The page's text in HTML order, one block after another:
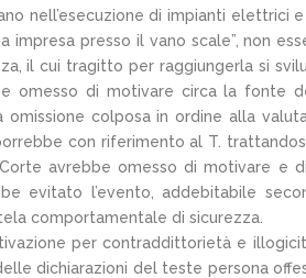
nell’esecuzione di impianti elettrici
presso il vano scale”, non
il cui tragitto per raggiungerla si
omesso di motivare circa la fonte
colposa in ordine alla
con riferimento al T.
avrebbe omesso di motivare e
evitato l’evento, addebitabile
comportamentale di sicurezza.
per contraddittorietà e
dichiarazioni del teste persona